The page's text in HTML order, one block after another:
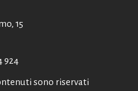
15
924
sono riservati